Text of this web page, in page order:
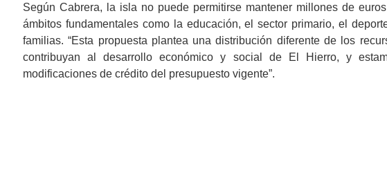
Según Cabrera, la isla no puede permitirse mantener millones de
ámbitos fundamentales como la educación, el sector primario, el
familias. “Esta propuesta plantea una distribución diferente de los
contribuyan al desarrollo económico y social de El Hierro, y
modificaciones de crédito del presupuesto vigente”.